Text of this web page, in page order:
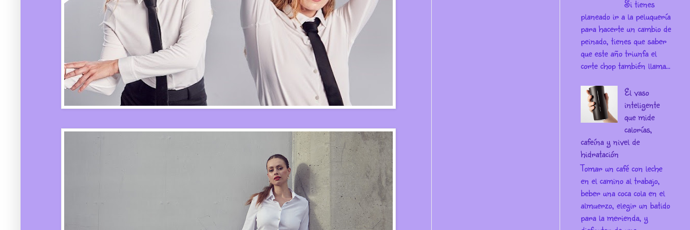
Si tienes
planeado ir a la peluquería
para hacerte un cambio de
peinado, tienes que saber
que este año triunfa el
corte chop también llama...
El vaso
inteligente
que mide
calorías,
cafeína y nivel de
hidratación
Tomar un café con leche
en el camino al trabajo,
beber una coca cola en el
almuerzo, elegir un batido
para la merienda, y